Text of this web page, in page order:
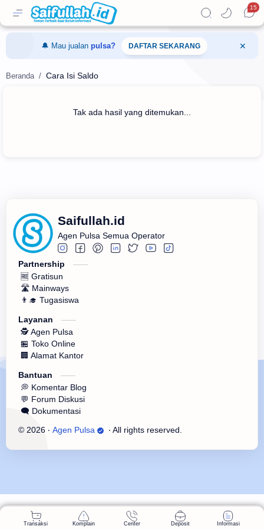
15
🔔 Mau jualan pulsa? DAFTAR SEKARANG
Cara Isi Saldo
Tak ada hasil yang ditemukan...
Transaksi Komplain Center Deposit Informasi
Saifullah.id
Agen Pulsa Semua Operator
Partnership
🆓 Gratisun
🛣️ Mainways
👨‍🎓 Tugasiswa
Layanan
🕵 Agen Pulsa
🏪 Toko Online
🏢 Alamat Kantor
Bantuan
💭 Komentar Blog
💬 Forum Diskusi
🗨️ Dokumentasi
© 2026 ‧ Agen Pulsa ‧ All rights reserved.